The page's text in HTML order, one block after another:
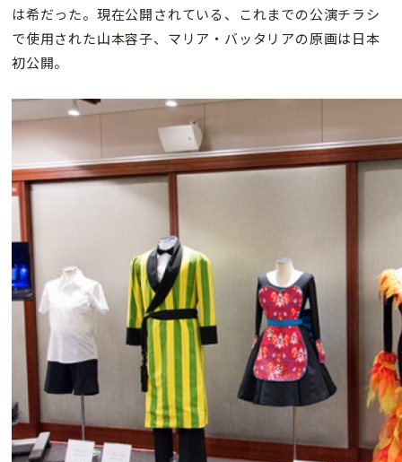
は希だった。現在公開されている、これまでの公演チラシ
で使用された山本容子、マリア・バッタリアの原画は日本
初公開。